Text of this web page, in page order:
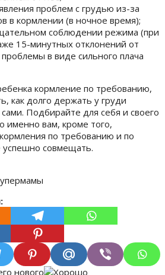
проблем с грудью из-за
в кормлении (в ночное время);
соблюдении режима (при
15-минутных отклонений от
в виде сильного плача
кормление по требованию,
как долго держать у груди
Подбирайте для себя и своего
именно вам, кроме того,
по требованию и по
совмещать.